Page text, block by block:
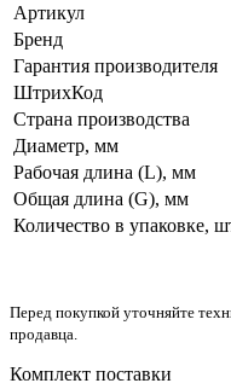
Артикул
Бренд
Гарантия производителя
ШтрихКод
Страна производства
Диаметр, мм
Рабочая длина (L), мм
Общая длина (G), мм
Количество в упаковке,
Перед покупкой уточняйте
продавца.
Комплект поставки